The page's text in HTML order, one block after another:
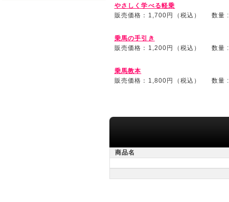
やさしく学べる軽乗
販売価格：1,700円（税込）
数量 :
乗馬の手引き
販売価格：1,200円（税込）
数量 :
乗馬教本
販売価格：1,800円（税込）
数量 :
商品名